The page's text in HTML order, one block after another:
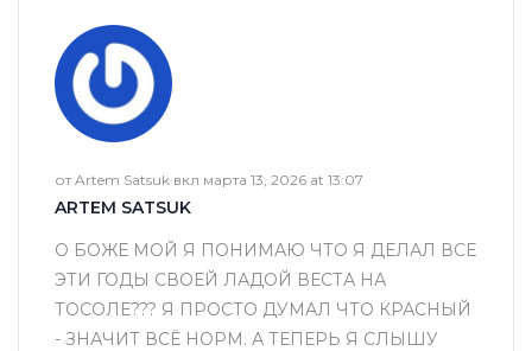
от Artem Satsuk вкл марта 13, 2026 at 13:07
ARTEM SATSUK
О БОЖЕ МОЙ Я ПОНИМАЮ ЧТО Я ДЕЛАЛ ВСЕ
ЭТИ ГОДЫ СВОЕЙ ЛАДОЙ ВЕСТА НА
ТОСОЛЕ??? Я ПРОСТО ДУМАЛ ЧТО КРАСНЫЙ
- ЗНАЧИТ ВСЁ НОРМ. А ТЕПЕРЬ Я СЛЫШУ